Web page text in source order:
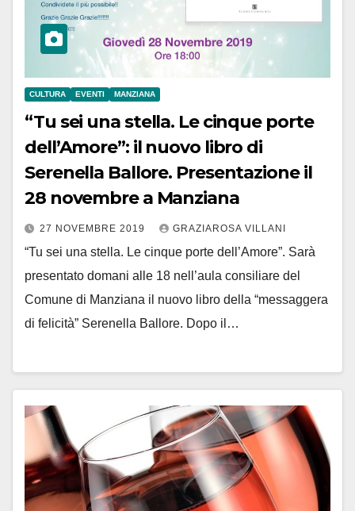
CULTURA EVENTI MANZIANA
“Tu sei una stella. Le cinque porte
dell’Amore”: il nuovo libro di
Serenella Ballore. Presentazione il
28 novembre a Manziana
27 NOVEMBRE 2019 GRAZIAROSA VILLANI
“Tu sei una stella. Le cinque porte dell’Amore”. Sarà
presentato domani alle 18 nell’aula consiliare del
Comune di Manziana il nuovo libro della “messaggera
di felicità” Serenella Ballore. Dopo il…